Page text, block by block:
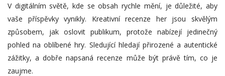
V digitálním světě, kde se obsah rychle mění, je důležité, aby
vaše příspěvky vynikly. Kreativní recenze her jsou skvělým
způsobem, jak oslovit publikum, protože nabízejí jedinečný
pohled na oblíbené hry. Sledující hledají přirozené a autentické
zážitky, a dobře napsaná recenze může být právě tím, co je
zaujme.